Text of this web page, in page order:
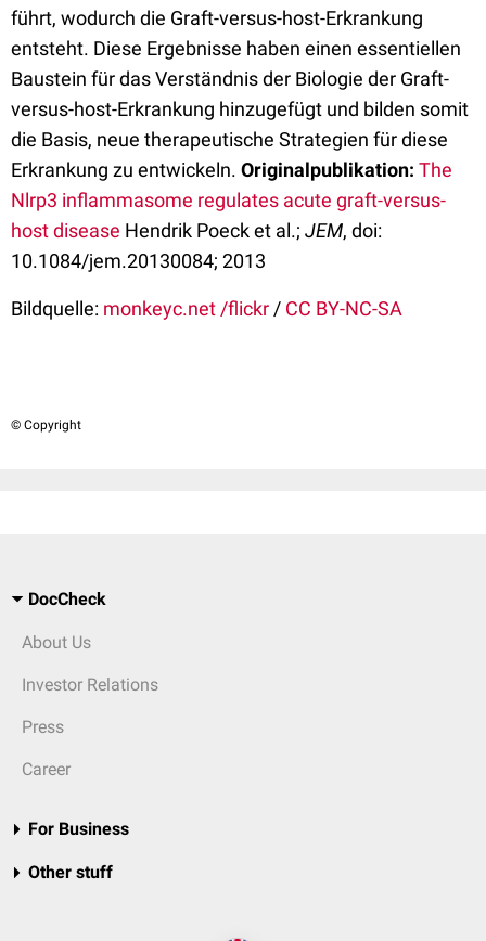
führt, wodurch die Graft-versus-host-Erkrankung
entsteht. Diese Ergebnisse haben einen essentiellen
Baustein für das Verständnis der Biologie der Graft-
versus-host-Erkrankung hinzugefügt und bilden somit
die Basis, neue therapeutische Strategien für diese
Erkrankung zu entwickeln. Originalpublikation: The
Nlrp3 inflammasome regulates acute graft-versus-
host disease Hendrik Poeck et al.; JEM, doi:
10.1084/jem.20130084; 2013
Bildquelle: monkeyc.net /flickr / CC BY-NC-SA
© Copyright
DocCheck
About Us
Investor Relations
Press
Career
For Business
Other stuff